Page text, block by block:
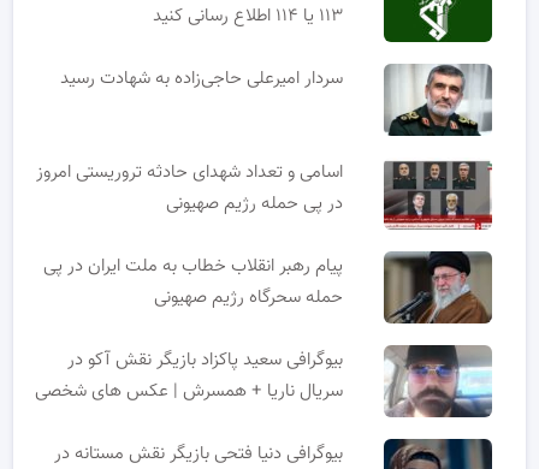
۱۱۳ یا ۱۱۴ اطلاع رسانی کنید
سردار امیرعلی حاجی‌زاده به شهادت رسید
اسامی و تعداد شهدای حادثه تروریستی امروز
در پی حمله رژیم صهیونی
پیام رهبر انقلاب خطاب به ملت ایران در پی
حمله سحرگاه رژیم صهیونی
بیوگرافی سعید پاکزاد بازیگر نقش آکو در
سریال ناریا + همسرش | عکس های شخصی
بیوگرافی دنیا فتحی بازیگر نقش مستانه در